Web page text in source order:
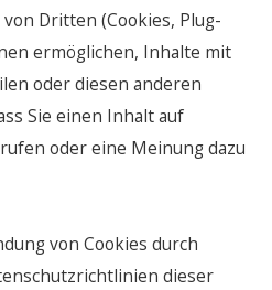
Dritten (Cookies, Plug-
ermöglichen, Inhalte mit
oder diesen anderen
Sie einen Inhalt auf
oder eine Meinung dazu
von Cookies durch
dieser